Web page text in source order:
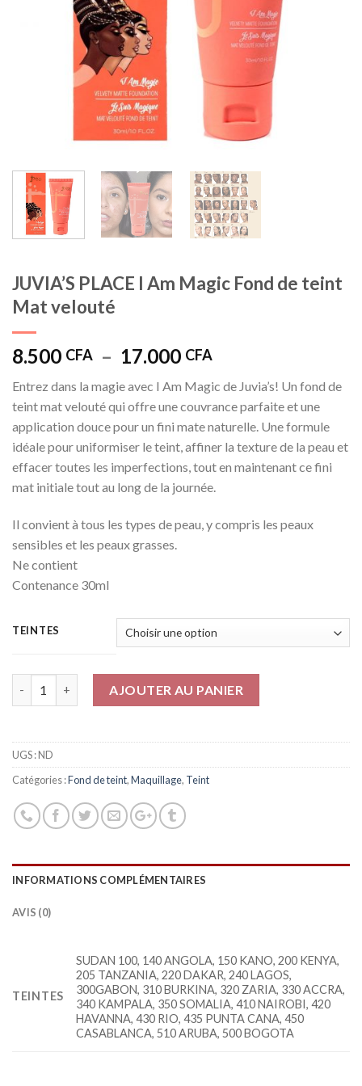
JUVIA’S PLACE I Am Magic Fond de teint
Mat velouté
8.500 CFA – 17.000 CFAPlage
prix :
8.500 CFA
à
17.000 CFA
Entrez dans la magie avec I Am Magic de Juvia’s! Un fond de
teint mat velouté qui offre une couvrance parfaite et une
application douce pour un fini mate naturelle. Une formule
idéale pour uniformiser le teint, affiner la texture de la peau et
effacer toutes les imperfections, tout en maintenant ce fini
mat initiale tout au long de la journée.
Il convient à tous les types de peau, y compris les peaux
sensibles et les peaux grasses.
Ne contient
Contenance 30ml
TEINTES
AJOUTER AU PANIER
UGS :ND
Catégories :Fond de teint,Maquillage, Teint
INFORMATIONS COMPLÉMENTAIRES
AVIS (0)
TEINTES
SUDAN 100, 140 ANGOLA, 150 KANO, 200 KENYA,
205 TANZANIA, 220 DAKAR, 240 LAGOS,
300GABON, 310 BURKINA, 320 ZARIA, 330 ACCRA,
340 KAMPALA, 350 SOMALIA, 410 NAIROBI, 420
HAVANNA, 430 RIO, 435 PUNTA CANA, 450
CASABLANCA, 510 ARUBA, 500 BOGOTA